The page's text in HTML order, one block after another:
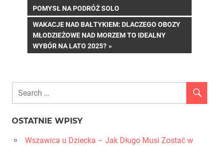
wpisu
POST:
POMYSŁ NA PODRÓŻ SOLO
NEXT
POST:
WAKACJE NAD BAŁTYKIEM: DLACZEGO OBOZY
MŁODZIEŻOWE NAD MORZEM TO IDEALNY
WYBÓR NA LATO 2025?
OSTATNIE WPISY
Wszawica u Dziecka – Jak Długo Musi Zostać w